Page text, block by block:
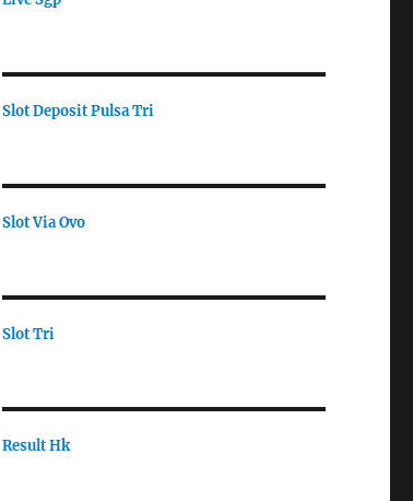
Slot Deposit Pulsa Tri
Slot Via Ovo
Slot Tri
Result Hk